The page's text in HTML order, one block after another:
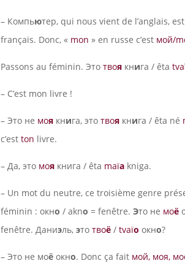
– Компьютер, qui nous vient de l’anglais,
français. Donc, « mon » en russe c’est мой/
Passons au féminin. Это твоя книга / êta
– C’est mon livre !
– Это не моя книга, это твоя книга / êta né
c’est ton livre.
– Да, это моя книга / êta maïa kniga.
– Un mot du neutre, ce troisième genre
féminin : окно / akno = fenêtre. Это не моё
fenêtre. Даниэль, это твоё / tvaïo окно?
– Это не моё окно. Donc ça fait мой, моя,